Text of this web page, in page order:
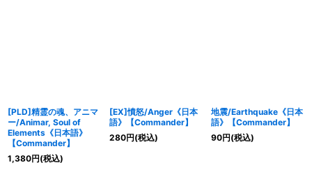
[PLD]精霊の魂、アニマ
ー/Animar, Soul of
Elements《日本語》
【Commander】
1,380円(税込)
[EX]憤怒/Anger《日本
語》【Commander】
280円(税込)
地震/Earthquake《日本
語》【Commander】
90円(税込)